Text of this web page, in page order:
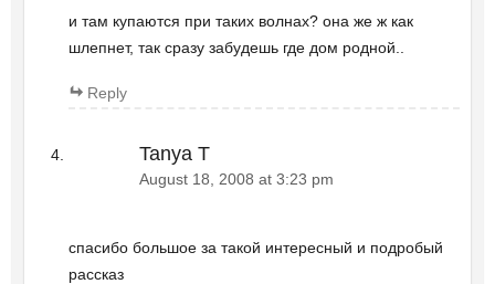
и там купаются при таких волнах? она же ж как
шлепнет, так сразу забудешь где дом родной..
Reply
Tanya T
August 18, 2008 at 3:23 pm
спасибо большое за такой интересный и подробый
рассказ